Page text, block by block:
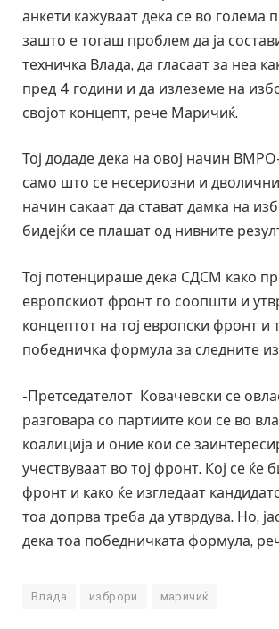
анкети кажуваат дека се во голема
зашто е тогаш проблем да ја
техничка Влада, да гласаат за неа
пред 4 години и да излеземе на
својот концепт, рече Маричиќ.
Тој додаде дека на овој начин
само што се несериозни и
начин сакаат да стават дамка на
бидејќи се плашат од нивните
Тој потенцираше дека СДСМ како
европскиот фронт го соопшти и
концептот на тој европски фронт и
победничка формула за следните
-Претседателот Ковачевски се
разговара со партиите кои се во
коалиција и оние кои се
учествуваат во тој фронт. Кој се ќе
фронт и како ќе изгледаат
тоа допрва треба да утврдува. Но,
дека тоа победничката формула,
Влада изброри маричиќ